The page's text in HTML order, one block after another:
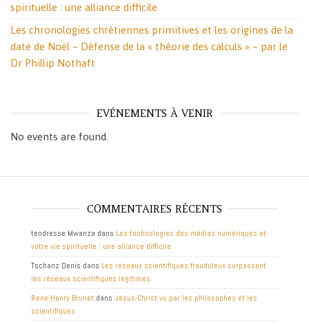
spirituelle : une alliance difficile
Les chronologies chrétiennes primitives et les origines de la
date de Noël – Défense de la « théorie des calculs » – par le
Dr Phillip Nothaft
EVÉNEMENTS À VENIR
No events are found.
COMMENTAIRES RÉCENTS
tendresse Mwanza dans Les technologies des médias numériques et
votre vie spirituelle : une alliance difficile
Tschanz Denis dans Les réseaux scientifiques frauduleux surpassent
les réseaux scientifiques légitimes.
Rene-Henry Brunet dans Jésus-Christ vu par les philosophes et les
scientifiques